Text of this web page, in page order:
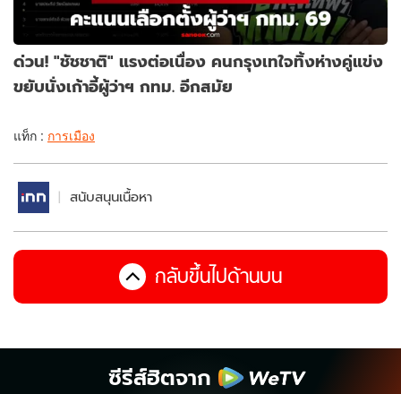
ด่วน! "ชัชชาติ" แรงต่อเนื่อง คนกรุงเทใจทิ้งห่างคู่แข่ง
ขยับนั่งเก้าอี้ผู้ว่าฯ กทม. อีกสมัย
แท็ก : การเมือง
สนับสนุนเนื้อหา
กลับขึ้นไปด้านบน
ซีรีส์ฮิตจาก